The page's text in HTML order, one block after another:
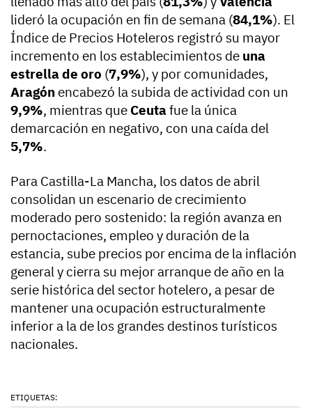
lideró la ocupación en fin de semana (84,1%). El
Índice de Precios Hoteleros registró su mayor
incremento en los establecimientos de una
estrella de oro (7,9%), y por comunidades,
Aragón encabezó la subida de actividad con un
9,9%, mientras que Ceutafue la única
demarcación en negativo, con una caída del
5,7%.
Para Castilla-La Mancha, los datos de abril
consolidan un escenario de crecimiento
moderado pero sostenido: la región avanza en
pernoctaciones, empleo y duración de la
estancia, sube precios por encima de la inflación
general y cierra su mejor arranque de año en la
serie histórica del sector hotelero, a pesar de
mantener una ocupación estructuralmente
inferior a la de los grandes destinos turísticos
nacionales.
ETIQUETAS: